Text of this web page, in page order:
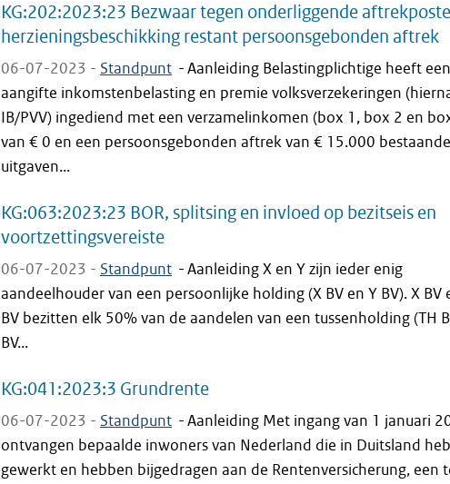
KG:202:2023:23 Bezwaar tegen onderliggende
herzieningsbeschikking restant persoonsgebonden aftrek
06-07-2023 - Standpunt -Aanleiding Belastingplichtige heeft een
aangifte inkomstenbelasting en premie volksverzekeringen
IB/PVV) ingediend met een verzamelinkomen (box 1, box 2 en
van € 0 en een persoonsgebonden aftrek van € 15.000
uitgaven...
KG:063:2023:23 BOR, splitsing en invloed op bezitseis en
voortzettingsvereiste
06-07-2023 - Standpunt -Aanleiding X en Y zijn ieder enig
aandeelhouder van een persoonlijke holding (X BV en Y BV). X BV
BV bezitten elk 50% van de aandelen van een tussenholding (TH
BV...
KG:041:2023:3 Grundrente
06-07-2023 - Standpunt -Aanleiding Met ingang van 1 januari
ontvangen bepaalde inwoners van Nederland die in Duitsland
gewerkt en hebben bijgedragen aan de Rentenversicherung, een